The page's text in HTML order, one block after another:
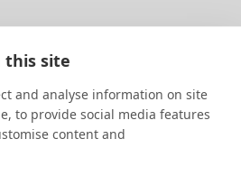
this site
and analyse information on site
to provide social media features
content and